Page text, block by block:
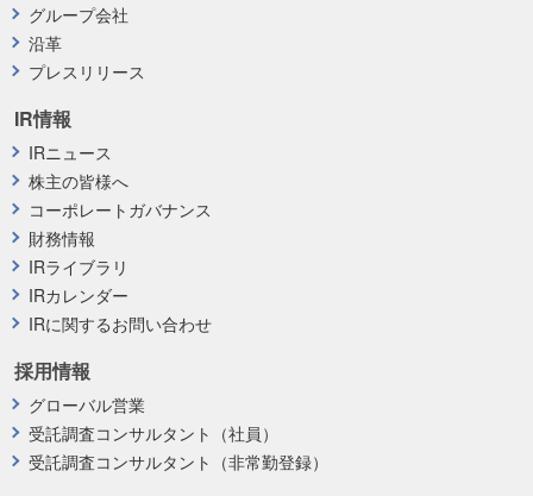
採用情報
グローバル営業
受託調査コンサルタント（社員）
受託調査コンサルタント（非常勤登録）
グループ会社
沿革
プレスリリース
IR情報
IRニュース
株主の皆様へ
コーポレートガバナンス
財務情報
IRライブラリ
IRカレンダー
IRに関するお問い合わせ